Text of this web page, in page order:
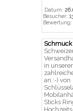
Datum:
Besucher:
Bewertung:
Schmuck
in
an :-) von
Sticks